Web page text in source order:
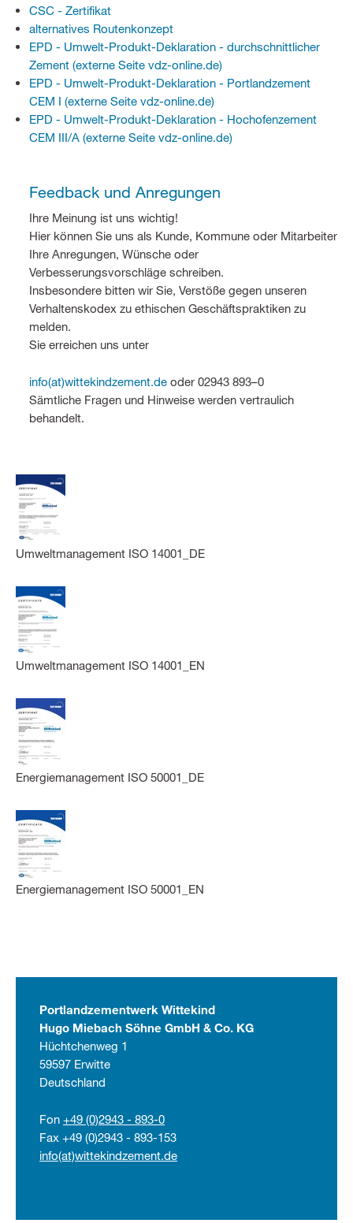
CSC - Zertifikat
alternatives Routenkonzept
EPD - Umwelt-Produkt-Deklaration - durchschnittlicher
Zement (externe Seite vdz-online.de)
EPD - Umwelt-Produkt-Deklaration - Portlandzement
CEM I (externe Seite vdz-online.de)
EPD - Umwelt-Produkt-Deklaration - Hochofenzement
CEM III/A (externe Seite vdz-online.de)
Feedback und Anregungen
Ihre Meinung ist uns wichtig!
Hier können Sie uns als Kunde, Kommune oder Mitarbeiter
Ihre Anregungen, Wünsche oder
Verbesserungsvorschläge schreiben.
Insbesondere bitten wir Sie, Verstöße gegen unseren
Verhaltenskodex zu ethischen Geschäftspraktiken zu
melden.
Sie erreichen uns unter
info(at)wittekindzement.de oder 02943 893–0
Sämtliche Fragen und Hinweise werden vertraulich
behandelt.
Umweltmanagement ISO 14001_DE
Umweltmanagement ISO 14001_EN
Energiemanagement ISO 50001_DE
Energiemanagement ISO 50001_EN
Portlandzementwerk Wittekind
Hugo Miebach Söhne GmbH & Co. KG
Hüchtchenweg 1
59597 Erwitte
Deutschland
Fon +49 (0)2943 - 893-0
Fax +49 (0)2943 - 893-153
info(at)wittekindzement.de